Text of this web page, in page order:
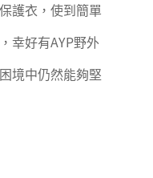
護衣，使到簡單
幸好有AYP野外
境中仍然能夠堅